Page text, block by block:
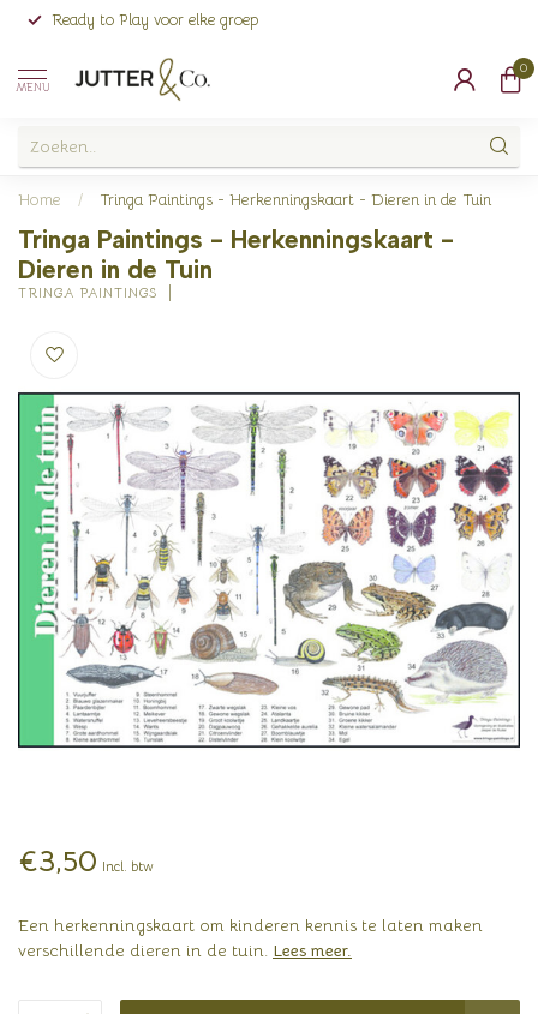
Ready to Play voor elke groep
MENU
0
Home / Tringa Paintings - Herkenningskaart - Dieren in de Tuin
Tringa Paintings - Herkenningskaart -
Dieren in de Tuin
TRINGA PAINTINGS
€3,50 Incl. btw
Een herkenningskaart om kinderen kennis te laten maken
verschillende dieren in de tuin. Lees meer.